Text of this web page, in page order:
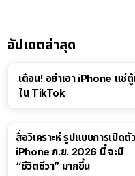
อัปเดตล่าสุด
เตือน! อย่าเอา iPhone แช่
ใน TikTok
สื่อวิเคราะห์ รูปแบบการเปิดตั
iPhone ก.ย. 2026 นี้ จะมี
“ชีวิตชีวา” มากขึ้น